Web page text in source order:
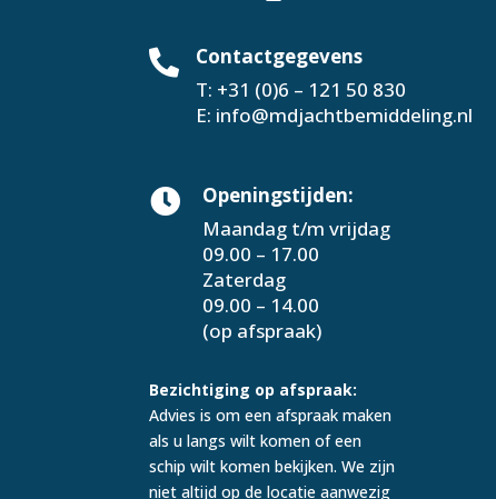

Contactgegevens
T: +31 (0)6 – 121 50 830
E: info@mdjachtbemiddeling.nl

Openingstijden:
Maandag t/m vrijdag
09.00 – 17.00
Zaterdag
09.00 – 14.00
(op afspraak)
Bezichtiging op afspraak:
Advies is om een afspraak maken
als u langs wilt komen of een
schip wilt komen bekijken. We zijn
niet altijd op de locatie aanwezig